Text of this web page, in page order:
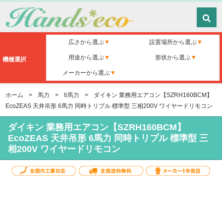
機種選択
広さから選ぶ 設置場所から選ぶ
用途から選ぶ 形状から選ぶ
メーカーから選ぶ
ホーム > 馬力 > 6馬力 >
ダイキン 業務用エアコン【SZRH160BCM】
EcoZEAS 天井吊形 6馬力 同時トリプル 標準型 三相200V ワイヤードリモコン
ダイキン 業務用エアコン【SZRH160BCM】
EcoZEAS 天井吊形 6馬力 同時トリプル 標準型 三
相200V ワイヤードリモコン